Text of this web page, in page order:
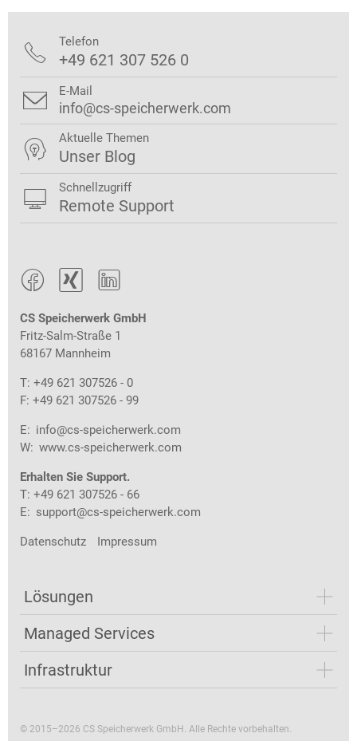
  
CS Speicherwerk GmbH
Fritz-Salm-Straße 1
68167 Mannheim
T: +49 621 307526 - 0
F: +49 621 307526 - 99
E: info@cs-speicherwerk.com
W: www.cs-speicherwerk.com
Erhalten Sie Support.
T: +49 621 307526 - 66
E: support@cs-speicherwerk.com
Datenschutz Impressum
Lösungen
Managed Services
Infrastruktur
 Telefon
+49 621 307 526 0
 E-Mail
info@cs-speicherwerk.com
 Aktuelle Themen
Unser Blog
 Schnellzugriff
Remote Support
© 2015–2026 CS Speicherwerk GmbH. Alle Rechte vorbehalten.